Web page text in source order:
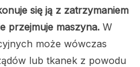
się ją z zatrzymaniem
przejmuje maszyna. W
może wówczas
lub tkanek z powodu